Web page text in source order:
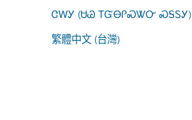
ᏣᎳᎩ (ᏌᏊ ᎢᏳᎾᎵᏍᏔᏅ ᏍᎦᏚᎩ)
繁體中文 (台灣)